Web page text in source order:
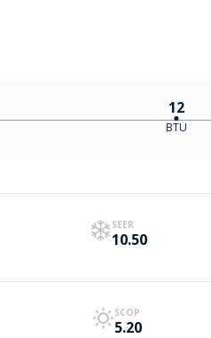
12
BTU
SEER
10.50
SCOP
5.20